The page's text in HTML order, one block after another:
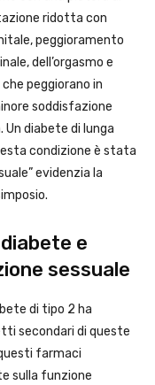
ridotta con
peggioramento
dell’orgasmo e
peggiorano in
soddisfazione
diabete di lunga
condizione è stata
evidenzia la
e
sessuale
di tipo 2 ha
secondari di queste
farmaci
sulla funzione